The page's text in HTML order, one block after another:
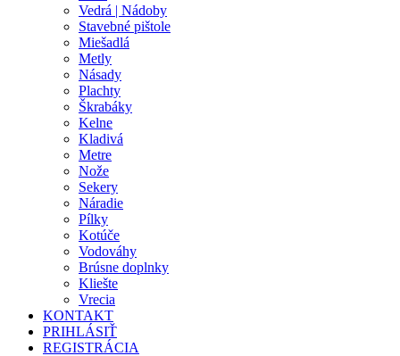
Vedrá | Nádoby
Stavebné pištole
Miešadlá
Metly
Násady
Plachty
Škrabáky
Kelne
Kladivá
Metre
Nože
Sekery
Náradie
Pílky
Kotúče
Vodováhy
Brúsne doplnky
Kliešte
Vrecia
KONTAKT
PRIHLÁSIŤ
REGISTRÁCIA